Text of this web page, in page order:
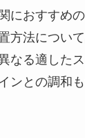
におすすめ
方法につい
なる適した
ンとの調和